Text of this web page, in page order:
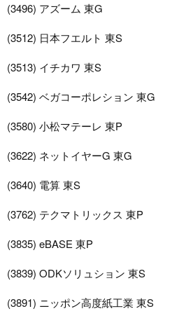
(3496) アズーム 東G
(3512) 日本フエルト 東S
(3513) イチカワ 東S
(3542) ベガコーポレション 東G
(3580) 小松マテーレ 東P
(3622) ネットイヤーG 東G
(3640) 電算 東S
(3762) テクマトリックス 東P
(3835) eBASE 東P
(3839) ODKソリュション 東S
(3891) ニッポン高度紙工業 東S